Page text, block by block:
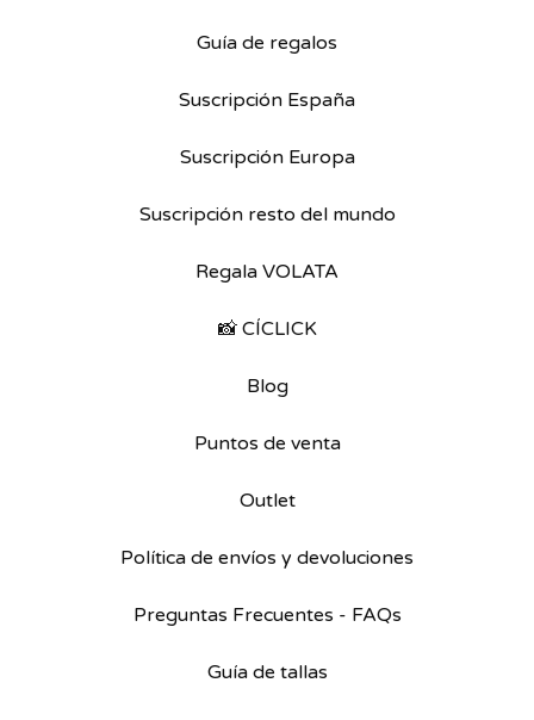
Guía de regalos
Suscripción España
Suscripción Europa
Suscripción resto del mundo
Regala VOLATA
📸 CÍCLICK
Blog
Puntos de venta
Outlet
Política de envíos y devoluciones
Preguntas Frecuentes - FAQs
Guía de tallas